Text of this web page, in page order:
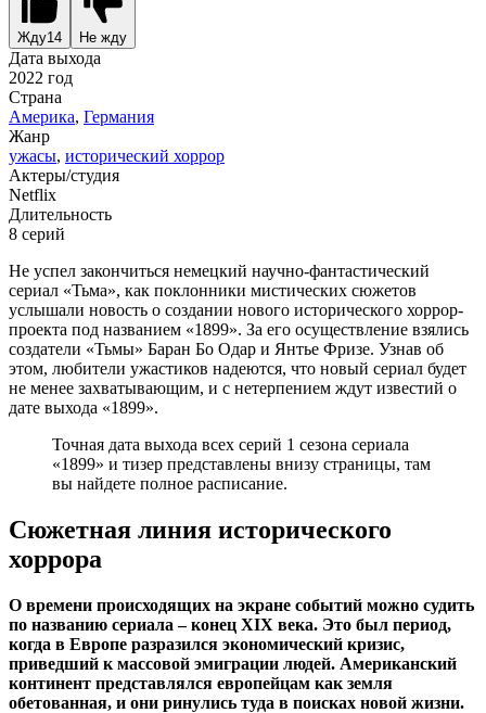
Жду14 Не жду
Дата выхода
2022 год
Страна
Америка, Германия
Жанр
ужасы, исторический хоррор
Актеры/студия
Netflix
Длительность
8 серий
Не успел закончиться немецкий научно-фантастический
сериал «Тьма», как поклонники мистических сюжетов
услышали новость о создании нового исторического хоррор-
проекта под названием «1899». За его осуществление взялись
создатели «Тьмы» Баран Бо Одар и Янтье Фризе. Узнав об
этом, любители ужастиков надеются, что новый сериал будет
не менее захватывающим, и с нетерпением ждут известий о
дате выхода «1899».
Точная дата выхода всех серий 1 сезона сериала
«1899» и тизер представлены внизу страницы, там
вы найдете полное расписание.
Сюжетная линия исторического
хоррора
О времени происходящих на экране событий можно судить
по названию сериала – конец XIX века. Это был период,
когда в Европе разразился экономический кризис,
приведший к массовой эмиграции людей. Американский
континент представлялся европейцам как земля
обетованная, и они ринулись туда в поисках новой жизни.